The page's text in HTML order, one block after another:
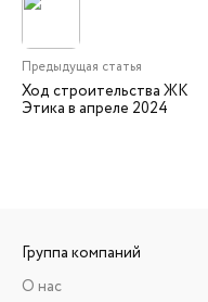
Предыдущая статья
Ход строительства ЖК
Этика в апреле 2024
Группа компаний
О нас